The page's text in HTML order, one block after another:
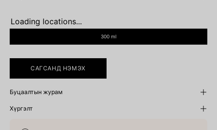
Loading locations...
SIZE
300 ml
САГСАНД НЭМЭХ
Буцаалтын журам
Хүргэлт